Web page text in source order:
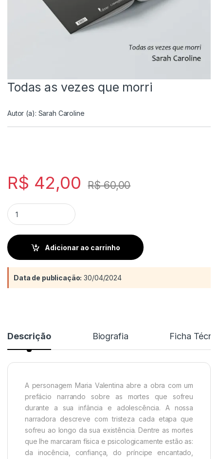
Todas as vezes que morri
Autor (a): Sarah Caroline
R$ 42,00 R$60,00
Todas as vezes que morri quantity
Adicionar ao carrinho
Data de publicação: 30/04/2024
Descrição Biografia Ficha
A personagem Maria Va­lentina abre a obra com um
prefácio narrando sobre as mortes que sofreu
durante a sua infância e adolescência. A nossa
narradora descreve com tristeza cada etapa que
sofreu ao longo da sua existência. Dentre as mortes
que lhe marcaram física e psicologicamente estão as:
da inocência, confiança, do príncipe encantado,